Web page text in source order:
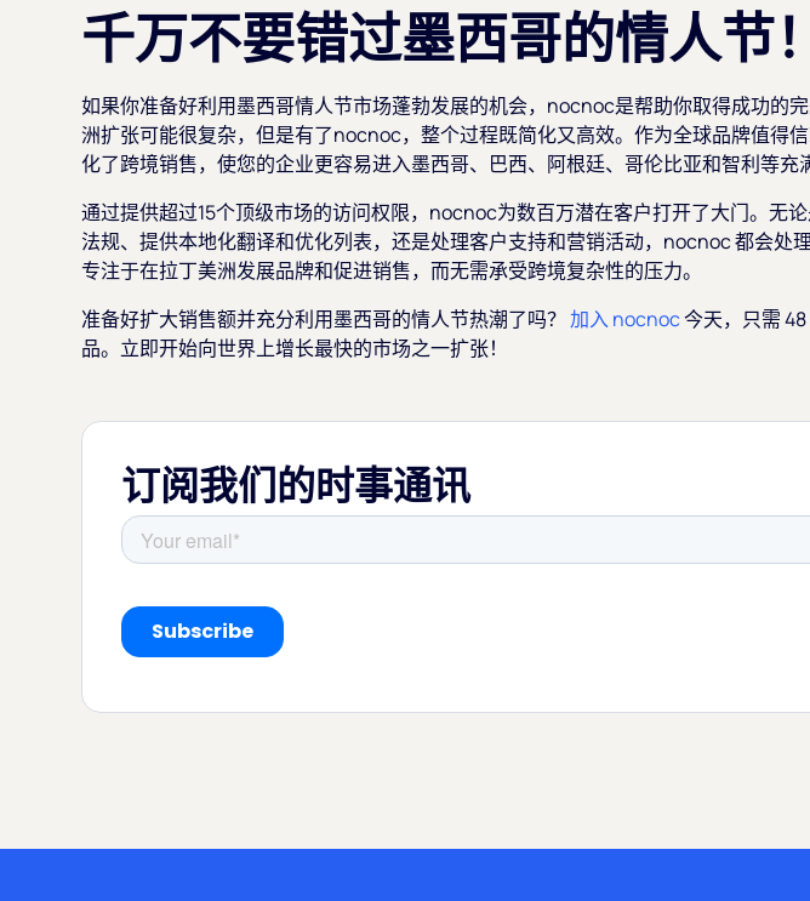
千万不要错过墨西哥的情人节！
如果你准备好利用墨西哥情人节市场蓬勃发展的机会，nocnoc是帮助你取得成功的
洲扩张可能很复杂，但是有了nocnoc，整个过程既简化又高效。作为全球品牌值得
化了跨境销售，使您的企业更容易进入墨西哥、巴西、阿根廷、哥伦比亚和智利等充
通过提供超过15个顶级市场的访问权限，nocnoc为数百万潜在客户打开了大门。无
法规、提供本地化翻译和优化列表，还是处理客户支持和营销活动，nocnoc 都会处
专注于在拉丁美洲发展品牌和促进销售，而无需承受跨境复杂性的压力。
准备好扩大销售额并充分利用墨西哥的情人节热潮了吗？加入 nocnoc今天，只需
品。立即开始向世界上增长最快的市场之一扩张！
订阅我们的时事通讯